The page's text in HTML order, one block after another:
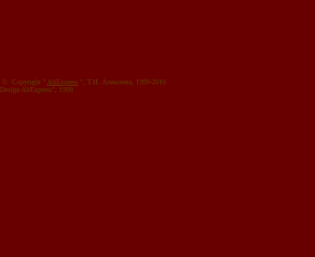
© Copyright " AltExpress ", Т.И. Алекcеева, 1999-2010
Design AltExpress", 1999